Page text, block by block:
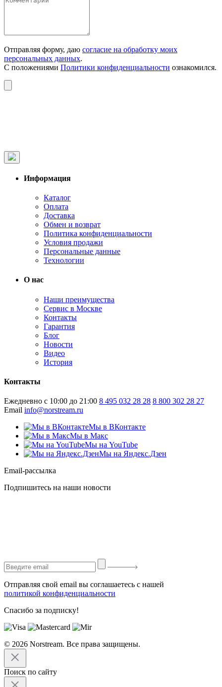
Отправляя форму, даю согласие на обработку моих
персональных данных.
С положениями Политики конфиденциальности ознакомился.
Информация
Каталог
Оплата
Доставка
Обмен и возврат
Политика конфиденциальности
Условия продажи
Персональные данные
Технологии
О нас
Наши преимущества
Сервис в Москве
Контакты
Гарантия
Блог
Новости
Видео
История
Контакты
Ежедневно с 10:00 до 21:00 8 495 032 28 28 8 800 302 28 27
Email info@norstream.ru
Мы в ВКонтакте
Мы в Макс
Мы на YouTube
Мы на Яндекс.Дзен
Email-рассылка
Подпишитесь на наши новости
Отправляя свой email вы соглашаетесь с нашей
политикой конфиденциальности
Спасибо за подписку!
© 2026 Norstream. Все права защищены.
Поиск по сайту